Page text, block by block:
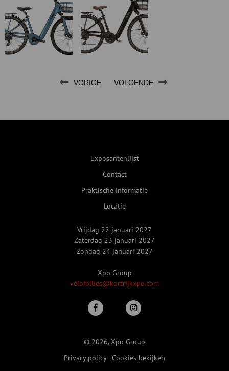
VORIGE VOLGENDE
Exposantenlijst
Contact
Praktische informatie
Locatie
Vrijdag 22 januari 2027
Zaterdag 23 januari 2027
Zondag 24 januari 2027
Xpo Group
velofollies@kortrijkxpo.com
© 2026, Xpo Group
Privacy policy-Cookies bekijken